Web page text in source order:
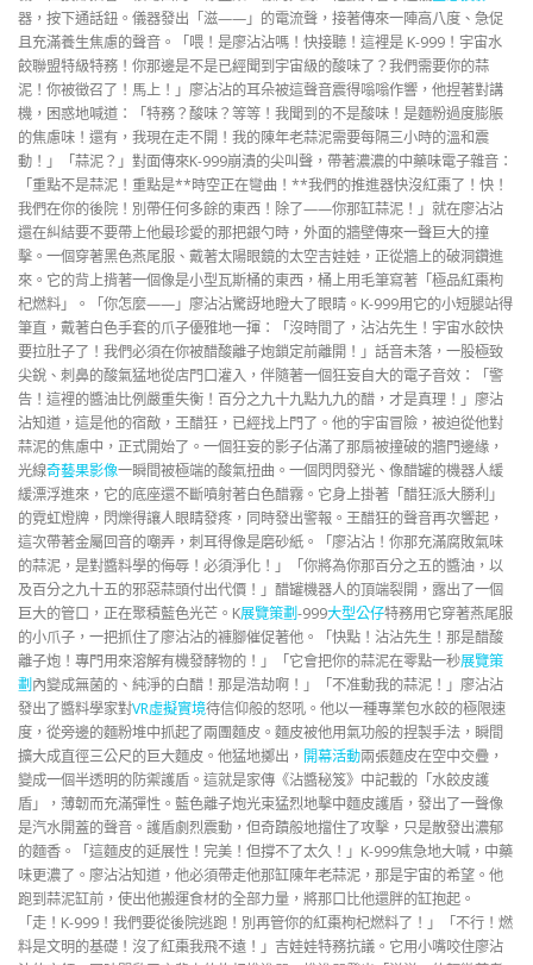
器，按下通話鈕。儀器發出「滋——」的電流聲，接著傳來一陣高八度、急促
且充滿養生焦慮的聲音。「喂！是廖沾沾嗎！快接聽！這裡是 K-999！宇宙水
餃聯盟特級特務！你那邊是不是已經聞到宇宙級的酸味了？我們需要你的蒜
泥！你被徵召了！馬上！」廖沾沾的耳朵被這聲音震得嗡嗡作響，他捏著對講
機，困惑地喊道：「特務？酸味？等等！我聞到的不是酸味！是麵粉過度膨脹
的焦慮味！還有，我現在走不開！我的陳年老蒜泥需要每隔三小時的溫和震
動！」「蒜泥？」對面傳來K-999崩潰的尖叫聲，帶著濃濃的中藥味電子雜音：
「重點不是蒜泥！重點是**時空正在彎曲！**我們的推進器快沒紅棗了！快！
我們在你的後院！別帶任何多餘的東西！除了——你那缸蒜泥！」就在廖沾沾
還在糾結要不要帶上他最珍愛的那把銀勺時，外面的牆壁傳來一聲巨大的撞
擊。一個穿著黑色燕尾服、戴著太陽眼鏡的太空吉娃娃，正從牆上的破洞鑽進
來。它的背上揹著一個像是小型瓦斯桶的東西，桶上用毛筆寫著「極品紅棗枸
杞燃料」。「你怎麼——」廖沾沾驚訝地瞪大了眼睛。K-999用它的小短腿站得
筆直，戴著白色手套的爪子優雅地一揮：「沒時間了，沾沾先生！宇宙水餃快
要拉肚子了！我們必須在你被醋酸離子炮鎖定前離開！」話音未落，一股極致
尖銳、刺鼻的酸氣猛地從店門口灌入，伴隨著一個狂妄自大的電子音效：「警
告！這裡的醬油比例嚴重失衡！百分之九十九點九九的醋，才是真理！」廖沾
沾知道，這是他的宿敵，王醋狂，已經找上門了。他的宇宙冒險，被迫從他對
蒜泥的焦慮中，正式開始了。一個狂妄的影子佔滿了那扇被撞破的牆門邊緣，
光線奇藝果影像一瞬間被極端的酸氣扭曲。一個閃閃發光、像醋罐的機器人緩
緩漂浮進來，它的底座還不斷噴射著白色醋霧。它身上掛著「醋狂派大勝利」
的霓虹燈牌，閃爍得讓人眼睛發疼，同時發出警報。王醋狂的聲音再次響起，
這次帶著金屬回音的嘲弄，刺耳得像是磨砂紙。「廖沾沾！你那充滿腐敗氣味
的蒜泥，是對醬料學的侮辱！必須淨化！」「你將為你那百分之五的醬油，以
及百分之九十五的邪惡蒜頭付出代價！」醋罐機器人的頂端裂開，露出了一個
巨大的管口，正在聚積藍色光芒。K展覽策劃-999大型公仔特務用它穿著燕尾服
的小爪子，一把抓住了廖沾沾的褲腳催促著他。「快點！沾沾先生！那是醋酸
離子炮！專門用來溶解有機發酵物的！」「它會把你的蒜泥在零點一秒展覽策
劃 內變成無菌的、純淨的白醋！那是浩劫啊！」「不准動我的蒜泥！」廖沾沾
發出了醬料學家對VR虛擬實境待信仰般的怒吼。他以一種專業包水餃的極限速
度，從旁邊的麵粉堆中抓起了兩團麵皮。麵皮被他用氣功般的捏製手法，瞬間
擴大成直徑三公尺的巨大麵皮。他猛地擲出， 開幕活動兩張麵皮在空中交疊，
變成一個半透明的防禦護盾。這就是家傳《沾醬秘笈》中記載的「水餃皮護
盾」，薄韌而充滿彈性。藍色離子炮光束猛烈地擊中麵皮護盾，發出了一聲像
是汽水開蓋的聲音。護盾劇烈震動，但奇蹟般地擋住了攻擊，只是散發出濃郁
的麵香。「這麵皮的延展性！完美！但撐不了太久！」K-999焦急地大喊，中藥
味更濃了。廖沾沾知道，他必須帶走他那缸陳年老蒜泥，那是宇宙的希望。他
跑到蒜泥缸前，使出他搬運食材的全部力量，將那口比他還胖的缸抱起。
「走！K-999！我們要從後院逃跑！別再管你的紅棗枸杞燃料了！」「不行！燃
料是文明的基礎！沒了紅棗我飛不遠！」吉娃娃特務抗議。它用小嘴咬住廖沾